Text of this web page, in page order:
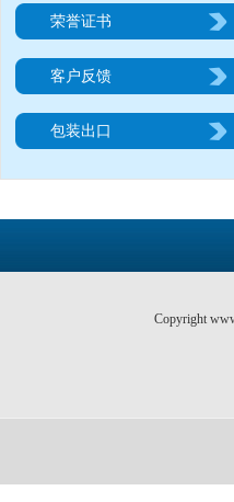
荣誉证书
客户反馈
包装出口
Copyright